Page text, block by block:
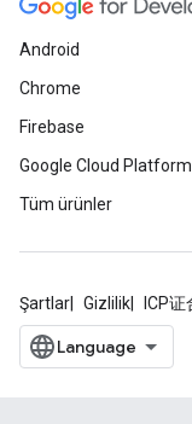
Android
Chrome
Firebase
Google Cloud Platform
Tüm ürünler
Şartlar Gizlilik ICP